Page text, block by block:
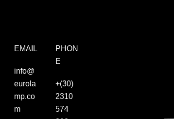
EMAIL
info@
eurola
mp.co
m
PHON
E
+(30)
2310
574